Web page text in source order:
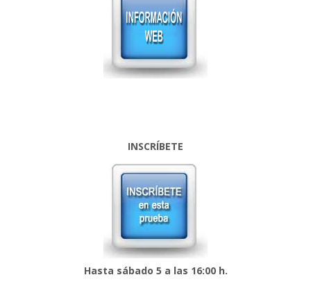
INSCRÍBETE
Hasta sábado 5 a las 16:00 h.